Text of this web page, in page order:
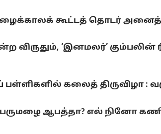
கூட்டத் தொடர்
விருதும், ‘இனமலர்’ கும்பலின்
பள்ளிகளில் கலைத் திருவிழா
ஆபத்தா? எல் நினோ